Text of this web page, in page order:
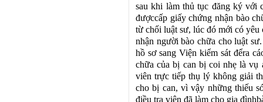
sau khi làm thủ tục đăng ký với
đượccấp giấy chứng nhận bào
từ chối luật sư, lúc đó mới có
nhận người bào chữa cho luật
hồ sơ sang Viện kiểm sát đểra
chữa của bị can bị coi nhẹ là vụ
viên trực tiếp thụ lý không giải
cho bị can, vì vậy những thiếu
điều tra viên đã làm cho gia